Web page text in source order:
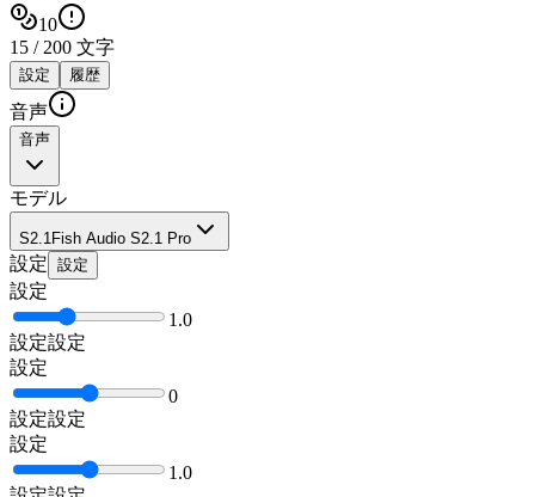
10
15 / 200 文字
設定 履歴
音声
音声
モデル
S2.1 Fish Audio S2.1 Pro
設定 設定
設定
1.0
設定設定
設定
0
設定設定
設定
1.0